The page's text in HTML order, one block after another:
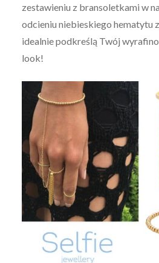
zestawieniu z bransoletkami w
odcieniu niebieskiego hematytu
idealnie podkreślą Twój
look!